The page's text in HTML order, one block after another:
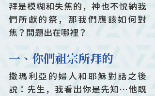
拜是模糊和失焦的，神也不悅納我
們所獻的祭，那我們應該如何對
焦？問題出在哪裡？
一、你們祖宗所拜的
撒瑪利亞的婦人和耶穌對話之後
說：先生，我看出你是先知…他既